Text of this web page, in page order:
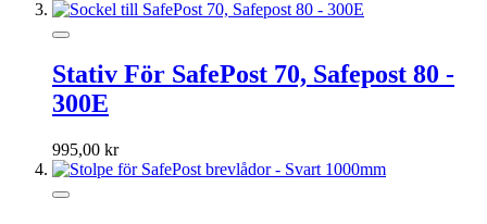
Stativ För SafePost 70, Safepost 80 -
300E
995,00 kr